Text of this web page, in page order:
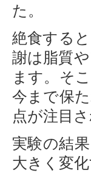
た。
絶食する
謝は脂質
ます。そ
今まで保
点が注目
実験の結
大きく変